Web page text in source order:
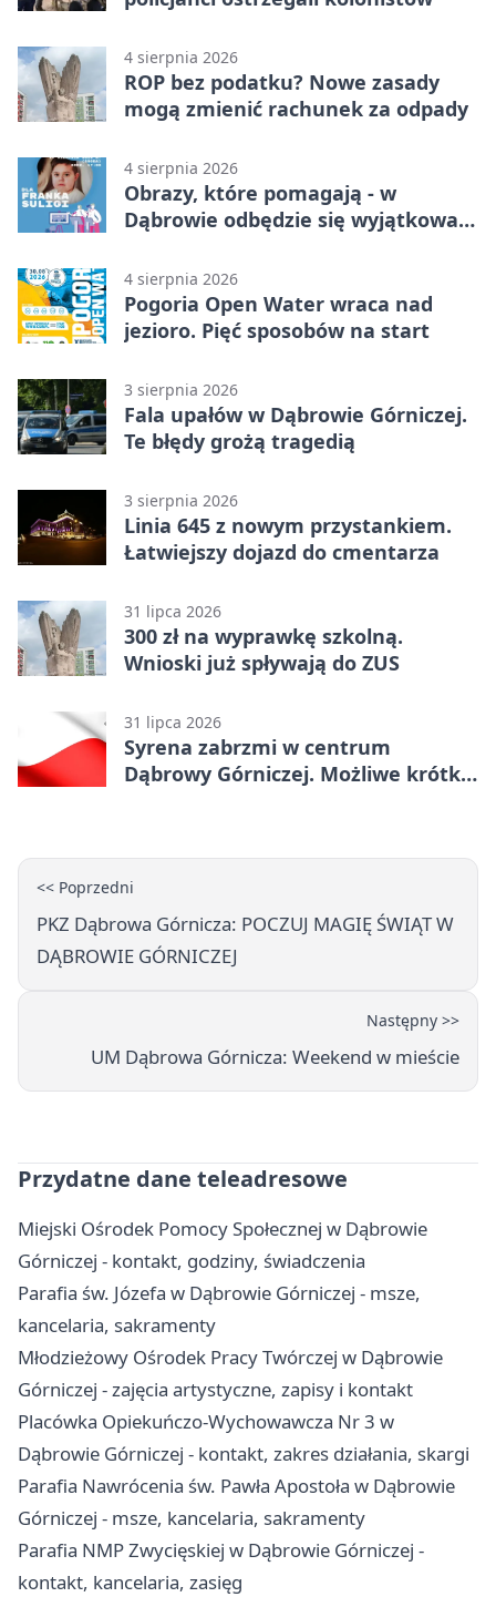
4 sierpnia 2026
ROP bez podatku? Nowe zasady
mogą zmienić rachunek za odpady
4 sierpnia 2026
Obrazy, które pomagają - w
Dąbrowie odbędzie się wyjątkowa
4 sierpnia 2026
Pogoria Open Water wraca nad
jezioro. Pięć sposobów na start
3 sierpnia 2026
Fala upałów w Dąbrowie Górniczej.
Te błędy grożą tragedią
3 sierpnia 2026
Linia 645 z nowym przystankiem.
Łatwiejszy dojazd do cmentarza
31 lipca 2026
300 zł na wyprawkę szkolną.
Wnioski już spływają do ZUS
31 lipca 2026
Syrena zabrzmi w centrum
Dąbrowy Górniczej. Możliwe krótkie
<< Poprzedni
PKZ Dąbrowa Górnicza: POCZUJ MAGIĘ ŚWIĄT W
DĄBROWIE GÓRNICZEJ
Następny >>
UM Dąbrowa Górnicza: Weekend w mieście
Przydatne dane teleadresowe
Miejski Ośrodek Pomocy Społecznej w Dąbrowie
Górniczej - kontakt, godziny, świadczenia
Parafia św. Józefa w Dąbrowie Górniczej - msze,
kancelaria, sakramenty
Młodzieżowy Ośrodek Pracy Twórczej w Dąbrowie
Górniczej - zajęcia artystyczne, zapisy i kontakt
Placówka Opiekuńczo-Wychowawcza Nr 3 w
Dąbrowie Górniczej - kontakt, zakres działania, skargi
Parafia Nawrócenia św. Pawła Apostoła w Dąbrowie
Górniczej - msze, kancelaria, sakramenty
Parafia NMP Zwycięskiej w Dąbrowie Górniczej -
kontakt, kancelaria, zasięg